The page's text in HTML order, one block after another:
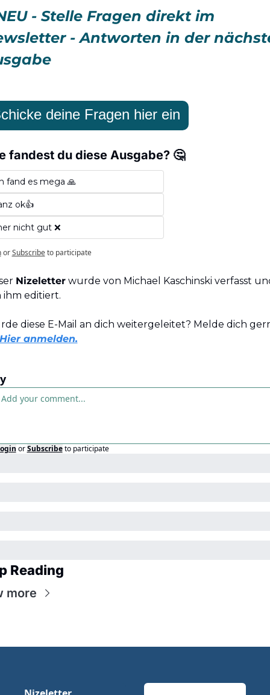
- Stelle Fragen direkt im
- Antworten in der
deine Fragen hier ein
fandest du diese Ausgabe? 🤔
fand es mega 🙏
ok👍
nicht gut ❌
or Subscribe to participate
Nizeletter wurde von Michael Kaschinski verfasst
ihm editiert.
diese E-Mail an dich weitergeleitet? Melde dich
anmelden.
or Subscribe to participate
Reading
more